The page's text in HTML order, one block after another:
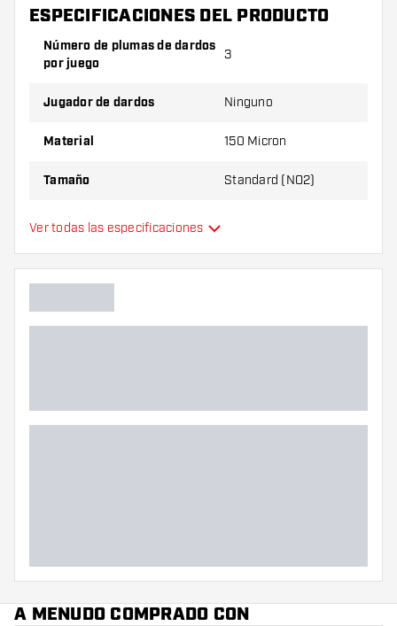
Estas pueden dañarse o romperse con el uso.
Prueba una forma, un material o un grosor
variante es mejor para ti.
ESPECIFICACIONES DEL PRODUCTO
Número de plumas de dardos
por juego
3
Jugador de dardos Ninguno
Material 150 Micron
Tamaño Standard (NO2)
Tipo
Flexibilidad
Ver todas las especificaciones
A MENUDO COMPRADO CON